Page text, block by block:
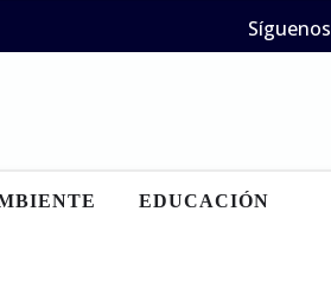
Síguenos
EDUCACIÓN